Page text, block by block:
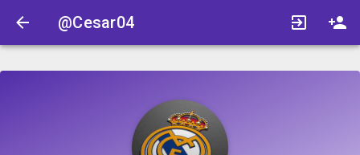
@Cesar04